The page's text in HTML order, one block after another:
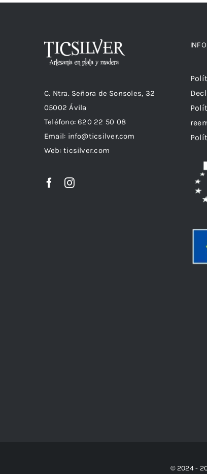
C. Ntra. Señora de Sonsoles, 32
05002 Ávila
Teléfono: 620 22 50 08
Email: info@ticsilver.com
Web: ticsilver.com
© 2024 -